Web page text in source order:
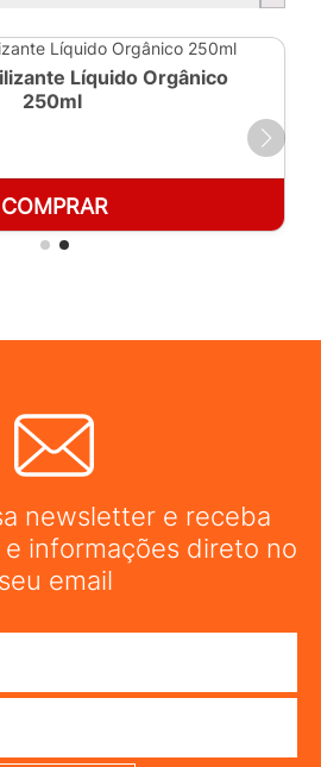
Líquido Orgânico
250ml
COMPRAR
newsletter e receba
informações direto no
seu email